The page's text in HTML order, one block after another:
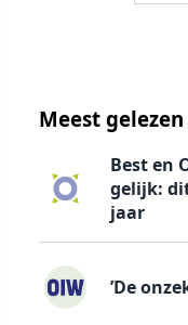
Meest
Best en
gelijk:
jaar
’De